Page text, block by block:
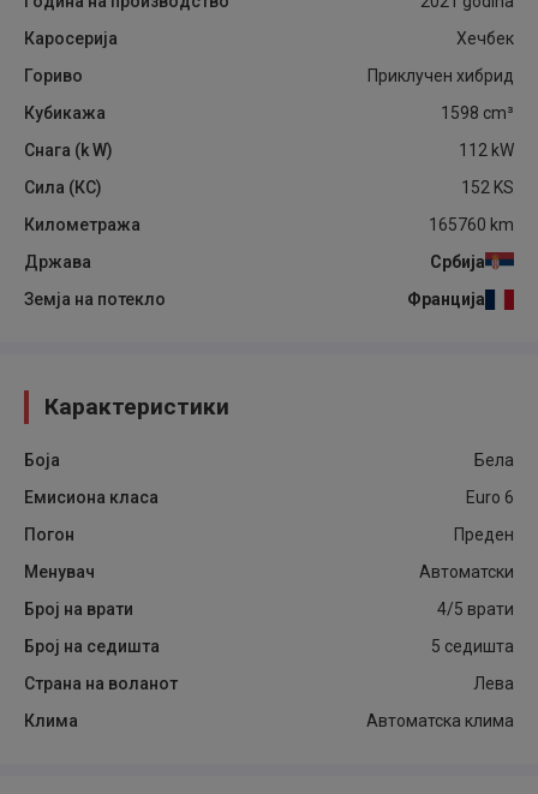
Каросерија
Хечбек
Гориво
Приклучен хибрид
Кубикажа
1598 cm³
Снага (k W)
112 kW
Сила (КС)
152 KS
Километража
165760 km
Држава
Србија
Земја на потекло
Франција
Карактеристики
Боја
Бела
Емисиона класа
Euro 6
Погон
Преден
Менувач
Автоматски
Број на врати
4/5 врати
Број на седишта
5 седишта
Страна на воланот
Лева
Клима
Автоматска клима